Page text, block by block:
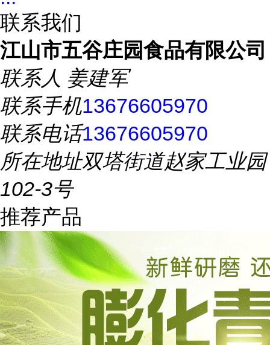
联系我们
江山市五谷庄园食品有限公司
联系人 姜建军
联系手机13676605970
联系电话13676605970
所在地址双塔街道赵家工业园
102-3号
推荐产品